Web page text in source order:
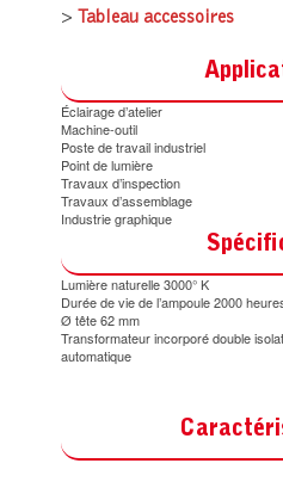
> Tableau accessoires
Éclairage d’atelier
Machine-outil
Poste de travail industriel
Point de lumière
Travaux d’inspection
Travaux d’assemblage
Industrie graphique
Lumière naturelle 3000° K
Durée de vie de l’ampoule 2000
Ø tête 62 mm
Transformateur incorporé double
automatique